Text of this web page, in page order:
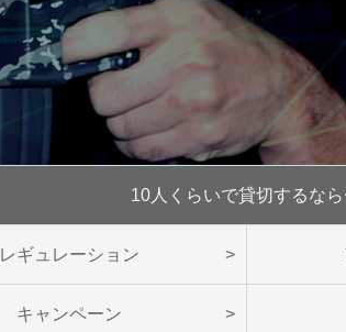
10人くらいで貸切するなら
レギュレーション
キャンペーン